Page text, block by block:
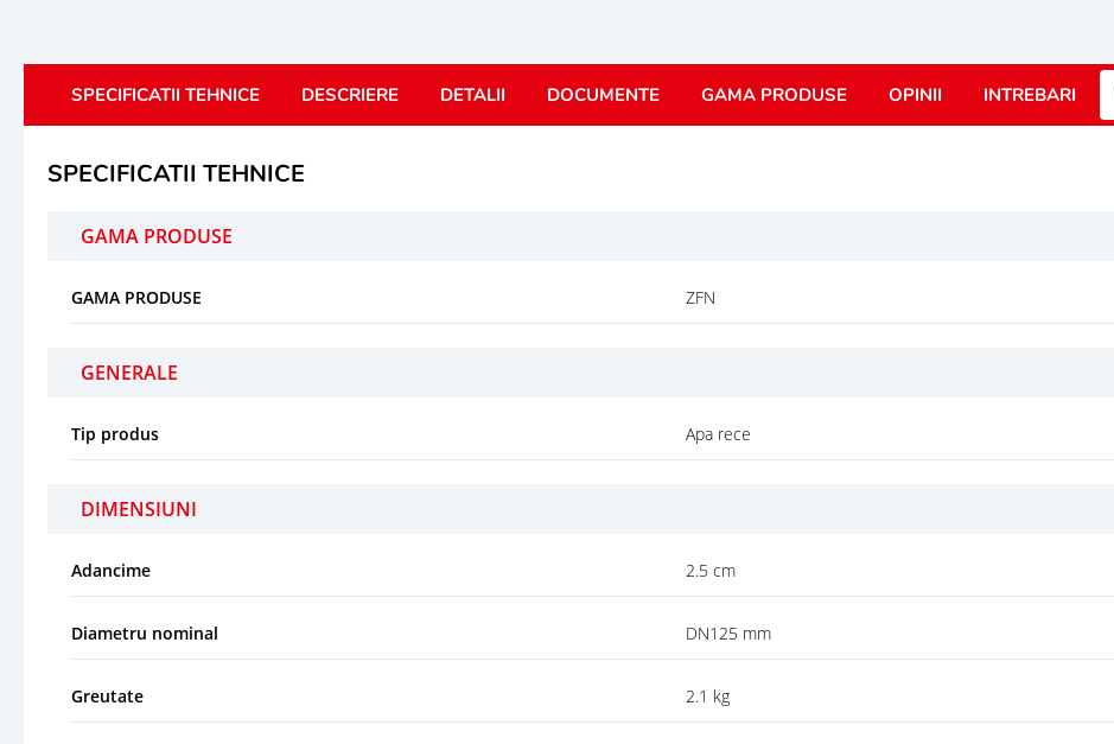
SPECIFICATII TEHNICE DESCRIERE DETALII DOCUMENTE GAMA PRODUSE OPINII INTREBARI
SPECIFICATII TEHNICE
GAMA PRODUSE
GAMA PRODUSE ZFN
GENERALE
Tip produs Apa rece
DIMENSIUNI
Adancime 2.5 cm
Diametru nominal DN125 mm
Greutate 2.1 kg